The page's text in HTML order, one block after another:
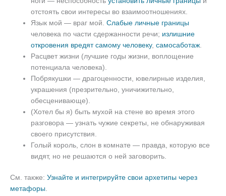
отстоять свои интересы во взаимоотношениях.
Язык мой — враг мой.Слабые личные границы
человека по части сдержанности речи; излишние
откровения вредят самому человеку,самосаботаж
Расцвет жизни (лучшие годы жизни, воплощение
потенциала человека).
Побрякушки — драгоценности, ювелирные изделия,
украшения (презрительно, уничижительно,
обесценивающе).
(Хотел бы я) быть мухой на стене во время этого
разговора — узнать чужие секреты, не обнаруживая
своего присутствия.
Голый король, слон в комнате — правда, которую все
видят, но не решаются о ней заговорить.
См. также: Узнайте и интегрируйте свои архетипы через
метафоры.